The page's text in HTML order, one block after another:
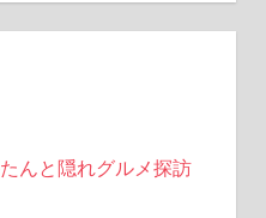
んと隠れグルメ探訪